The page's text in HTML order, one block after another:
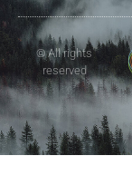
© All rights
reserved